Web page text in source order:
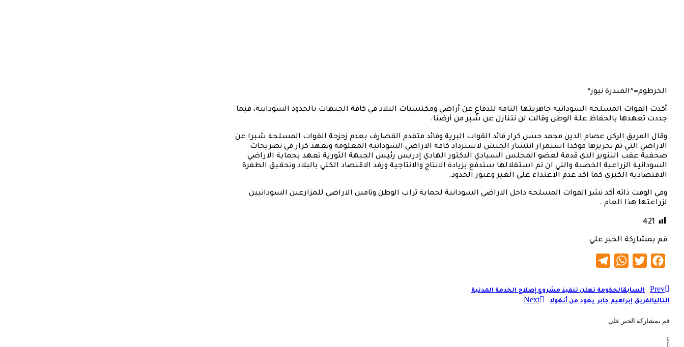
الخرطوم=^المندرة نيوز^
أكدت القوات المسلحة السودانية جاهزيتها التامة للدفاع عن أراضي ومكتسبات البلاد في كافة الجبهات بالحدود السودانية، فيما
جددت تعهدها بالحفاظ علة الوطن وقالت لن نتنازل عن شبر من أرضنا.
وقال الفريق الركن عصام الدين محمد حسن كرار قائد القوات البرية وقائد متقدم القضارف بعدم زحزحة القوات المسلحة شبرا عن
الاراضي التي تم تحريرها موكدا استمرار انتشار الجيش لاسترداد كافة الاراضي السودانية المعلومة وتعهد كرار في تصريحات
صحفية عقب التنوير الذي قدمة لعضو المجلس السيادي الدكتور الهادي إدريس رئيس الجبهة الثورية تعهد بحماية الاراضي
السودانية الزراعية الخصبة والتي ان تم استقلالها ستدفع بزيادة الانتاج والانتاجية ورفد الاقتصاد الكلي بالبلاد وتحقيق الطفرة
الاقتصادية الكبري كما اكد عدم الاعتداء علي الغير وعبور الحدود.
وفي الوقت ذاته أكد نشر القوات المسلحة داخل الاراضي السودانية لحماية تراب الوطن وتامين الاراضي للمزارعين السودانيين
لزراعتها هذا العام .
421
قم بمشاركة الخبر علي
Facebook
Twitter
WhatsApp
Prev السابقالحكومة تعلن تنفيذ مشروع إصلاح الخدمة المدنية
التاليالفريق إبراهيم جابر يعود من أنغولا Next
قم بمشاركة الخبر علي